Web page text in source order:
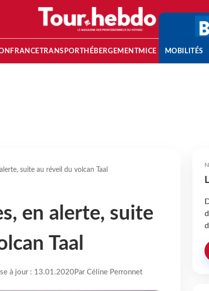
FRANCETRANSPORT HÉBERGEMENTMICE MOBILITÉS
suite au réveil du volcan Taal
en alerte, suite
Taal
à jour : 13.01.2020Par Céline Perronnet